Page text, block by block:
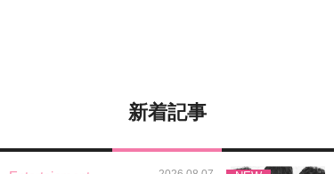
新着記事